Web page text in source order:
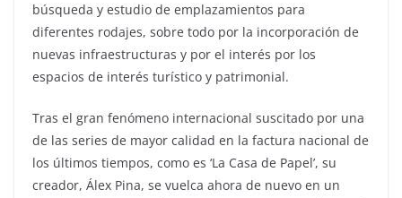
búsqueda y estudio de emplazamientos para
diferentes rodajes, sobre todo por la incorporación de
nuevas infraestructuras y por el interés por los
espacios de interés turístico y patrimonial.
Tras el gran fenómeno internacional suscitado por una
de las series de mayor calidad en la factura nacional de
los últimos tiempos, como es ‘La Casa de Papel’, su
creador, Álex Pina, se vuelca ahora de nuevo en un